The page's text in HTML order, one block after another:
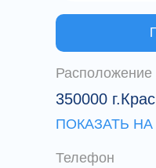
Расположение
350000
ПОКАЗАТЬ НА
Телефон